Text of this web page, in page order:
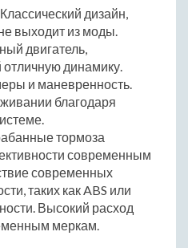
Классический дизайн,
выходит из моды.
двигатель,
динамику.
и маневренность.
благодаря
тормоза
современным
современных
таких как ABS или
Высокий расход
меркам.